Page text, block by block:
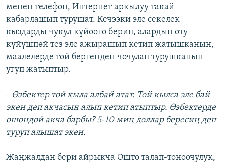
менен телефон, Интернет аркылуу такай
кабарлашып турушат. Кечээки эле секелек
кыздарды чукул күйөөгө берип, алардын оту
күйүшпөй тез эле ажырашып кетип жатышканын,
маалелерде той бергенден чочулап турушканын
угуп жатыптыр.
- Өзбектер той кыла албай атат. Той кылса эле бай
экен деп акчасын алып кетип атыптыр. Өзбектерде
ошондой акча барбы? 5-10 миң доллар бересиң деп
туруп алышат экен.
​Жаңжалдан бери айрыкча Ошто талап-тоноочулук,